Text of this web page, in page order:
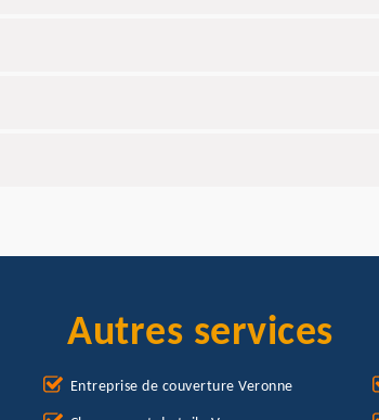
Autres services
Entreprise de couverture Veronne